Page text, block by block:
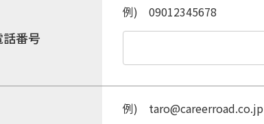
話番号
例) 09012345678
例) taro@careerroad.co.jp